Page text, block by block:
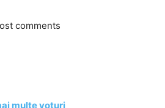
comments
multe voturi